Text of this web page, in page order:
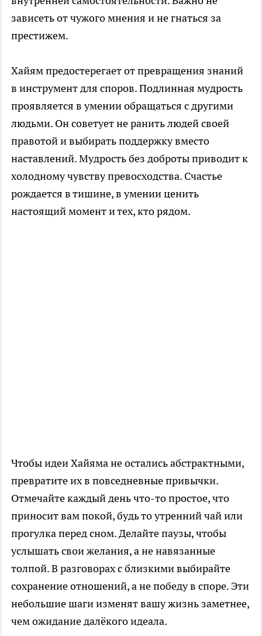
зависеть от чужого мнения и не гнаться за
престижем.
Хайям предостерегает от превращения знаний
в инструмент для споров. Подлинная мудрость
проявляется в умении обращаться с другими
людьми. Он советует не ранить людей своей
правотой и выбирать поддержку вместо
наставлений. Мудрость без доброты приводит к
холодному чувству превосходства. Счастье
рождается в тишине, в умении ценить
настоящий момент и тех, кто рядом.
Чтобы идеи Хайяма не остались абстрактными,
превратите их в повседневные привычки.
Отмечайте каждый день что-то простое, что
приносит вам покой, будь то утренний чай или
прогулка перед сном. Делайте паузы, чтобы
услышать свои желания, а не навязанные
толпой. В разговорах с близкими выбирайте
сохранение отношений, а не победу в споре. Эти
небольшие шаги изменят вашу жизнь заметнее,
чем ожидание далёкого идеала.